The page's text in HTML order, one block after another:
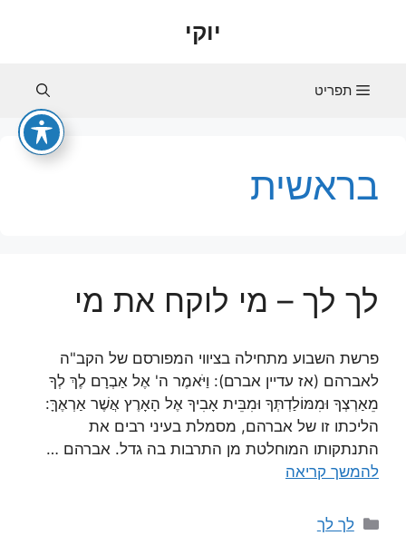
יוקי
תפריט
בראשית
לך לך – מי לוקח את מי
פרשת השבוע מתחילה בציווי המפורסם של הקב"ה
לאברהם (אז עדיין אברם): וַיֹּאמֶר ה' אֶל אַבְרָם לֶךְ לְךָ
מֵאַרְצְךָ וּמִמּוֹלַדְתְּךָ וּמִבֵּית אָבִיךָ אֶל הָאָרֶץ אֲשֶׁר אַרְאֶךָּ:
הליכתו זו של אברהם, מסמלת בעיני רבים את
התנתקותו המוחלטת מן התרבות בה גדל. אברהם …
להמשך קריאה
קטגוריות
לך לך